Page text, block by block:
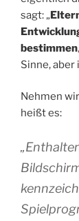
sagt: „
bestimmen
Sinne, aber
Nehmen
heißt es:
„